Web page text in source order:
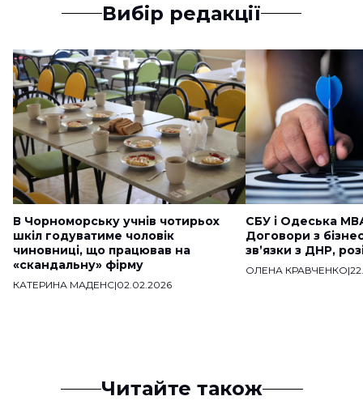
Вибір редакції
В Чорноморську учнів чотирьох
шкіл годуватиме чоловік
чиновниці, що працював на
«скандальну» фірму
КАТЕРИНА МАДЕНС|02.02.2026
СБУ і Одеська
Договори з
звʼязки з ДНР,
ОЛЕНА КРАВЧЕНКО|
Читайте також